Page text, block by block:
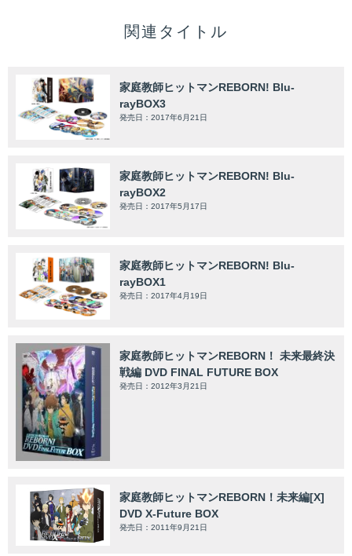
関連タイトル
家庭教師ヒットマンREBORN! Blu-
rayBOX3
発売日：2017年6月21日
家庭教師ヒットマンREBORN! Blu-
rayBOX2
発売日：2017年5月17日
家庭教師ヒットマンREBORN! Blu-
rayBOX1
発売日：2017年4月19日
家庭教師ヒットマンREBORN！ 未来最終決
戦編 DVD FINAL FUTURE BOX
発売日：2012年3月21日
家庭教師ヒットマンREBORN！未来編[X]
DVD X-Future BOX
発売日：2011年9月21日